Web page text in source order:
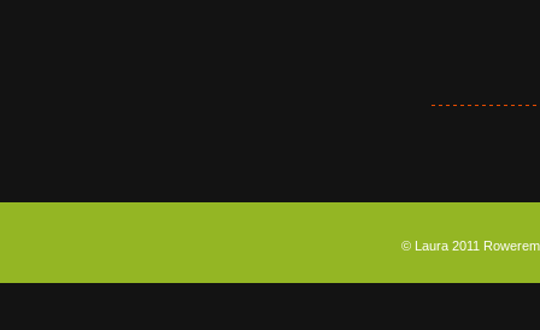
© Laura 2011